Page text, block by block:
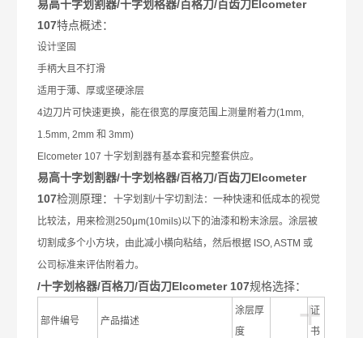
易高十字划割器/十字划格器/百格刀/百齿刀Elcometer
107特点概述：
设计坚固
手柄大且不打滑
适用于薄、厚或坚硬涂层
4边刀片可快速更换，能在很宽的厚度范围上测量附着力(1mm,
1.5mm, 2mm和 3mm)
Elcometer 107十字划割器有基本套和完整套供应。
易高十字划割器/十字划格器/百格刀/百齿刀Elcometer
107检测原理：十字划割/十字切割法：一种快速和低成本的视觉
比较法，用来检测250μm(10mils)以下的油漆和粉末涂层。涂层被
切割成多个小方块，由此减小横向粘结，然后根据 ISO, ASTM或
公司标准来评估附着力。
/十字划格器/百格刀/百齿刀Elcometer 107规格选择：
+
部件编号 产品描述
涂层厚
度
证
书